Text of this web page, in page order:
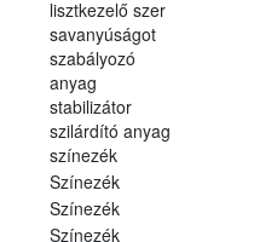
lisztkezelő szer
savanyúságot
szabályozó
anyag
stabilizátor
szilárdító anyag
színezék
Színezék
Színezék
Színezék